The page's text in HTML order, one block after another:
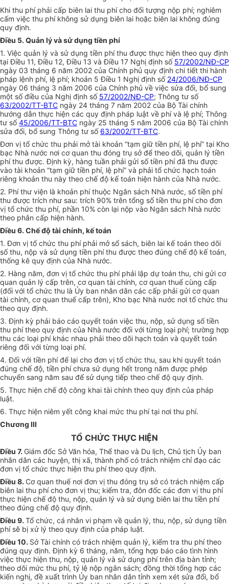
Khi thu phí phải cấp biên lai thu phí cho đối tượng nộp phí; nghiêm
cấm việc thu phí không sử dụng biên lai hoặc biên lai không đúng
quy định.
Điều 5. Quản lý và sử dụng tiền phí
1. Việc quản lý và sử dụng tiền phí thu được thực hiện theo quy định
tại Điều 11, Điều 12, Điều 13 và Điều 17 Nghị định số 57/2002/NĐ-CP
ngày 03 tháng 6 năm 2002 của Chính phủ quy định chi tiết thi hành
pháp lệnh phí, lệ phí; khoản 5 Điều 1 Nghị định số 24/2006/NĐ-CP
ngày 06 tháng 3 năm 2006 của Chính phủ về việc sửa đổi, bổ sung
một số điều của Nghị định số 57/2002/NĐ-CP; Thông tư số
63/2002/TT-BTC ngày 24 tháng 7 năm 2002 của Bộ Tài chính
hướng dẫn thực hiện các quy định pháp luật về phí và lệ phí; Thông
tư số45/2006/TT-BTC ngày 25 tháng 5 năm 2006 của Bộ Tài chính
sửa đổi, bổ sung Thông tư số 63/2002/TT-BTC.
Đơn vị tổ chức thu phải mở tài khoản “tạm giữ tiền phí, lệ phí” tại Kho
bạc Nhà nước nơi cơ quan thu đóng trụ sở để theo dõi, quản lý tiền
phí thu được. Định kỳ, hàng tuần phải gửi số tiền phí đã thu được
vào tài khoản “tạm giữ tiền phí, lệ phí” và phải tổ chức hạch toán
riêng khoản thu này theo chế độ kế toán hiện hành của Nhà nước.
2. Phí thư viện là khoản phí thuộc Ngân sách Nhà nước, số tiền phí
thu được trích như sau: trích 90% trên tổng số tiền thu phí cho đơn
vị tổ chức thu phí, phần 10% còn lại nộp vào Ngân sách Nhà nước
theo phân cấp hiện hành.
Điều 6. Chế độ tài chính, kế toán
1. Đơn vị tổ chức thu phí phải mở sổ sách, biên lai kế toán theo dõi
số thu, nộp và sử dụng tiền phí thu được theo đúng chế độ kế toán,
thống kê quy định của Nhà nước.
2. Hàng năm, đơn vị tổ chức thu phí phải lập dự toán thu, chi gửi cơ
quan quản lý cấp trên, cơ quan tài chính, cơ quan thuế cùng cấp
(đối với tổ chức thu là Ủy ban nhân dân các cấp phải gửi cơ quan
tài chính, cơ quan thuế cấp trên), Kho bạc Nhà nước nơi tổ chức thu
theo quy định.
3. Định kỳ phải báo cáo quyết toán việc thu, nộp, sử dụng số tiền
thu phí theo quy định của Nhà nước đối với từng loại phí; trường hợp
thu các loại phí khác nhau phải theo dõi hạch toán và quyết toán
riêng đối với từng loại phí.
4. Đối với tiền phí để lại cho đơn vị tổ chức thu, sau khi quyết toán
đúng chế độ, tiền phí chưa sử dụng hết trong năm được phép
chuyển sang năm sau để sử dụng tiếp theo chế độ quy định.
5. Thực hiện chế độ công khai tài chính theo quy định của pháp
luật.
6. Thực hiện niêm yết công khai mức thu phí tại nơi thu phí.
Chương III
TỔ CHỨC THỰC HIỆN
Điều 7. Giám đốc Sở Văn hóa, Thể thao và Du lịch, Chủ tịch Ủy ban
nhân dân các huyện, thị xã, thành phố có trách nhiệm chỉ đạo các
đơn vị tổ chức thực hiện thu phí theo quy định.
Điều 8. Cơ quan thuế nơi đơn vị thu đóng trụ sở có trách nhiệm cấp
biên lai thu phí cho đơn vị thu; kiểm tra, đôn đốc các đơn vị thu phí
thực hiện chế độ thu, nộp, quản lý và sử dụng biên lai thu tiền phí
theo đúng chế độ quy định.
Điều 9. Tổ chức, cá nhân vi phạm về quản lý, thu, nộp, sử dụng tiền
phí sẽ bị xử lý theo quy định của pháp luật.
Điều 10. Sở Tài chính có trách nhiệm quản lý, kiểm tra thu phí theo
đúng quy định. Định kỳ 6 tháng, năm, tổng hợp báo cáo tình hình
việc thực hiện thu, nộp, quản lý và sử dụng phí trên địa bàn tỉnh;
theo dõi mức thu phí, tỷ lệ nộp ngân sách; đồng thời tổng hợp các
kiến nghị, đề xuất trình Ủy ban nhân dân tỉnh xem xét sửa đổi, bổ